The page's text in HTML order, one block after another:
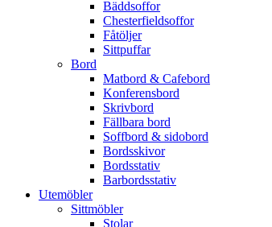
Bäddsoffor
Chesterfieldsoffor
Fåtöljer
Sittpuffar
Bord
Matbord & Cafebord
Konferensbord
Skrivbord
Fällbara bord
Soffbord & sidobord
Bordsskivor
Bordsstativ
Barbordsstativ
Utemöbler
Sittmöbler
Stolar